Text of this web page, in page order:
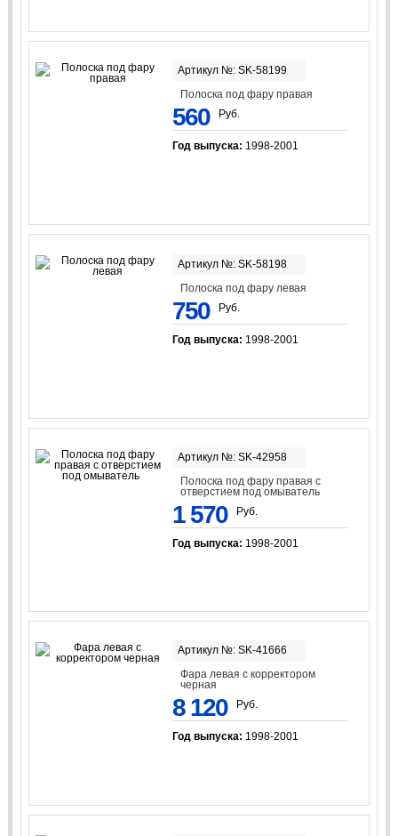
Артикул №: SK-58199
Полоска под фару правая
560 Руб.
Год выпуска: 1998-2001
Артикул №: SK-58198
Полоска под фару левая
750 Руб.
Год выпуска: 1998-2001
Артикул №: SK-42958
Полоска под фару правая с
отверстием под омыватель
1 570 Руб.
Год выпуска: 1998-2001
Артикул №: SK-41666
Фара левая с корректором
черная
8 120 Руб.
Год выпуска: 1998-2001